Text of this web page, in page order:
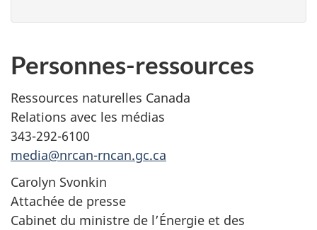
Personnes-ressources
Ressources naturelles Canada
Relations avec les médias
343-292-6100
media@nrcan-rncan.gc.ca
Carolyn Svonkin
Attachée de presse
Cabinet du ministre de l’Énergie et des